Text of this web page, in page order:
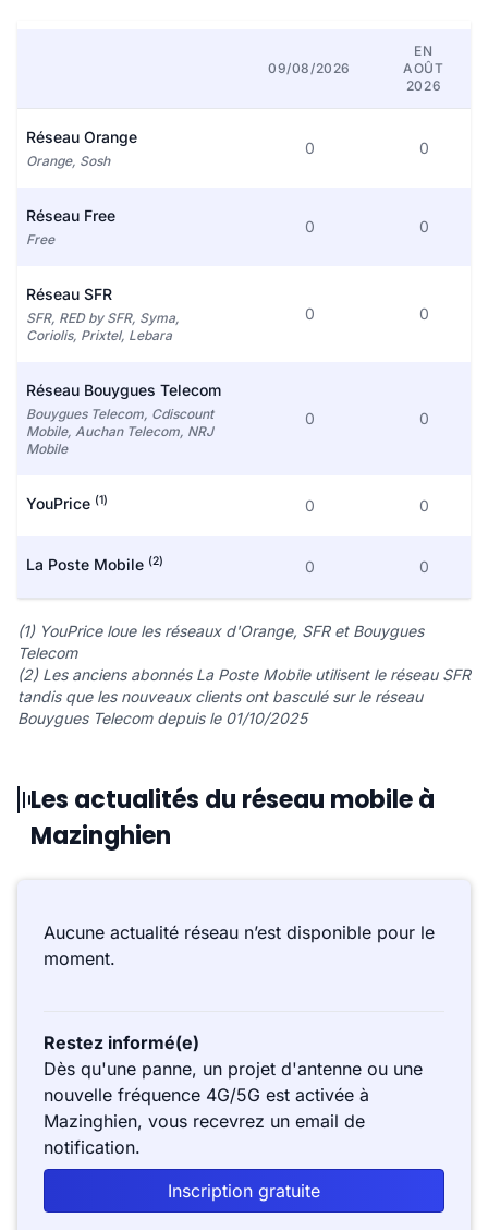
09/08/2026
EN
AOÛT
2026
Réseau Orange
Orange, Sosh
0 0
Réseau Free
Free
0 0
Réseau SFR
SFR, RED by SFR, Syma,
Coriolis, Prixtel, Lebara
0 0
Réseau Bouygues Telecom
Bouygues Telecom, Cdiscount
Mobile, Auchan Telecom, NRJ
Mobile
0 0
YouPrice (1) 0 0
La Poste Mobile (2) 0 0
(1) YouPrice loue les réseaux d'Orange, SFR et Bouygues
Telecom
(2) Les anciens abonnés La Poste Mobile utilisent le réseau SFR
tandis que les nouveaux clients ont basculé sur le réseau
Bouygues Telecom depuis le 01/10/2025
Les actualités du réseau mobile à
Mazinghien
Aucune actualité réseau n’est disponible pour le
moment.
Restez informé(e)
Dès qu'une panne, un projet d'antenne ou une
nouvelle fréquence 4G/5G est activée à
Mazinghien, vous recevrez un email de
notification.
Inscription gratuite